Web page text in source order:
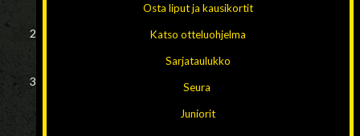
24 27 28
31
Osta liput ja kausikortit
Katso otteluohjelma
Sarjataulukko
Seura
Juniorit